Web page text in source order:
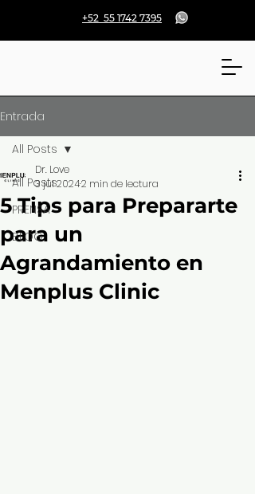
+52 55 1742 7395
Entrada
All Posts
PRENSA
BLOG
All Posts
5 Tips para Prepararte
para un
Agrandamiento en
Menplus Clinic
Dr. Love
3 jul 20242 min de lectura